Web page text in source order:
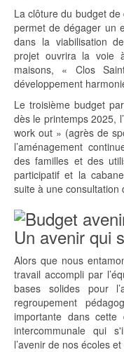
La clôture du budget
permet de dégager un
dans la viabilisation
projet ouvrira la voie
maisons, « Clos
développement
Le troisième budget
dès le printemps 2025,
work out » (agrès de
l’aménagement
des familles et des
participatif et la
suite à une consultation
Un avenir qui
Alors que nous
travail accompli par
bases solides pour
regroupement
importante dans cette
intercommunale qui
l’avenir de nos écoles